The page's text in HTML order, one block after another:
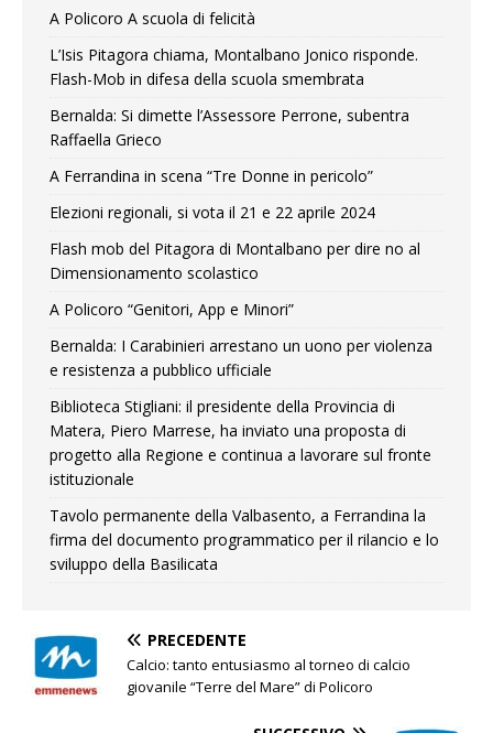
A Policoro A scuola di felicità
L’Isis Pitagora chiama, Montalbano Jonico risponde.
Flash-Mob in difesa della scuola smembrata
Bernalda: Si dimette l’Assessore Perrone, subentra
Raffaella Grieco
A Ferrandina in scena “Tre Donne in pericolo”
Elezioni regionali, si vota il 21 e 22 aprile 2024
Flash mob del Pitagora di Montalbano per dire no al
Dimensionamento scolastico
A Policoro “Genitori, App e Minori”
Bernalda: I Carabinieri arrestano un uono per violenza
e resistenza a pubblico ufficiale
Biblioteca Stigliani: il presidente della Provincia di
Matera, Piero Marrese, ha inviato una proposta di
progetto alla Regione e continua a lavorare sul fronte
istituzionale
Tavolo permanente della Valbasento, a Ferrandina la
firma del documento programmatico per il rilancio e lo
sviluppo della Basilicata
PRECEDENTE
Calcio: tanto entusiasmo al torneo di calcio
giovanile “Terre del Mare” di Policoro